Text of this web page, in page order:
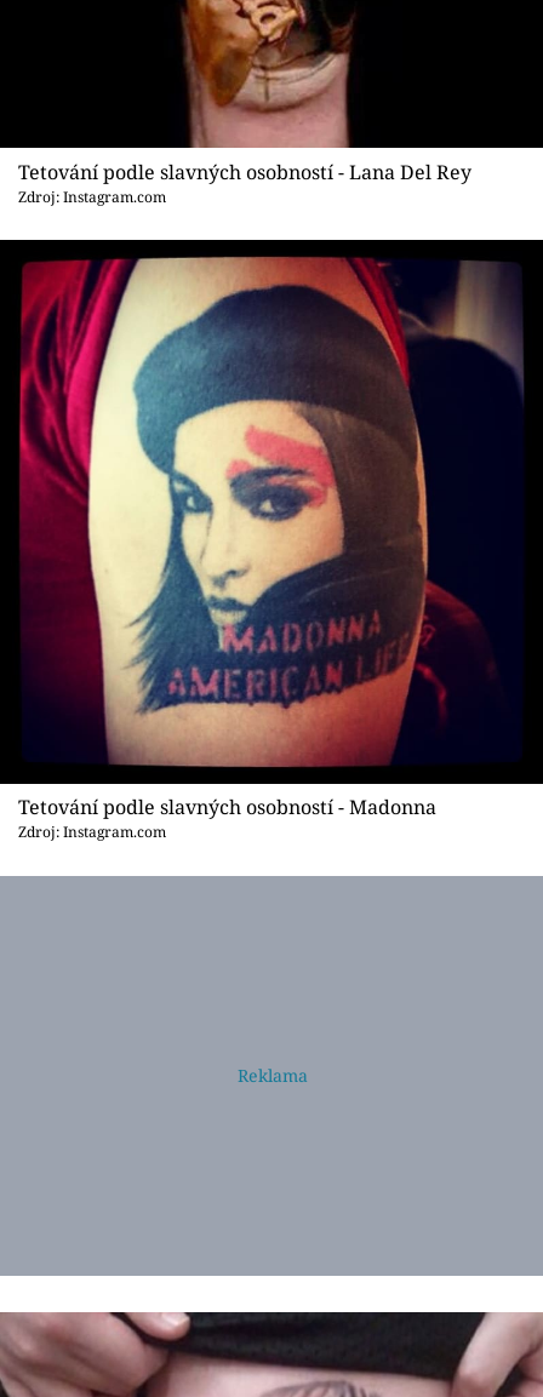
Tetování podle slavných osobností - Lana Del Rey
Zdroj: Instagram.com
Tetování podle slavných osobností - Madonna
Zdroj: Instagram.com